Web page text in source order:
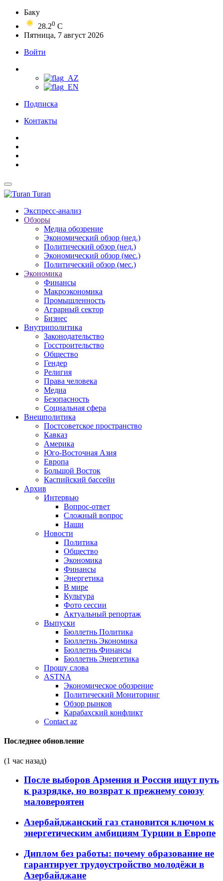
Баку
28.20 C
Пятница, 7 август 2026
Войти
Подписка
Контакты
Turan
Экспресс-анализ
Обзоры
Медиа обозрение
Экономический обзор (нед.)
Политический обзор (нед.)
Экономический обзор (мес.)
Политический обзор (мес.)
Экономика
Финансы
Макроэкономика
Промышленность
Аграрный сектор
Бизнес
Внутриполитика
Законодательство
Госстроительство
Общество
Гендер
Религия
Права человека
Медиа
Безопасность
Социальная сфера
Внешполитика
Постсоветское пространство
Кавказ
Америка
Юго-Восточная Азия
Европа
Большой Восток
Каспийский бассейн
Архив
Интервью
Вопрос-ответ
Сложный вопрос
Наши
Новости
Политика
Общество
Экономика
Финансы
Энергетика
В мире
Культура
Фото сессии
Актуальный репортаж
Выпуски
Бюллетнь Политика
Бюллетнь Экономика
Бюллетнь Финансы
Бюллетнь Энергетика
Прошу слова
ASTNA
Экономическое обозрение
Политический Мониторинг
Обзор рынков
Карабахский конфликт
Contact az
Последнее обновление
(1 час назад)
После выборов Армения и Россия ищут путь
к разрядке, но возврат к прежнему союзу
маловероятен
Азербайджанский газ становится ключом к
энергетическим амбициям Турции в Европе
Диплом без работы: почему образование не
гарантирует трудоустройство молодёжи в
Азербайджане